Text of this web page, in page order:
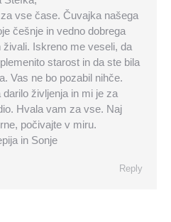
vse čase. Čuvajka našega
češnje in vedno dobrega
živali. Iskreno me veseli, da
starost in da ste bila
Vas ne bo pozabil nihče.
življenja in mi je za
Hvala vam za vse. Naj
počivajte v miru.
in Sonje
Reply